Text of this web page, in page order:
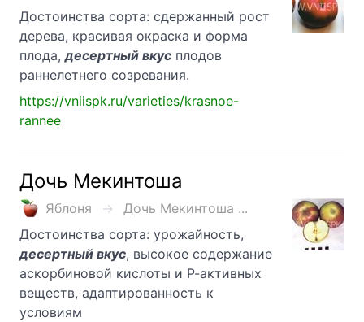
Достоинства сорта: сдержанный рост
дерева, красивая окраска и форма
плода,десертный вкус плодов
раннелетнего созревания.
https://vniispk.ru/varieties/krasnoe-
rannee
Дочь Мекинтоша
Яблоня
Дочь Мекинтоша ...
Достоинства сорта: урожайность,
десертный вкус, высокое содержание
аскорбиновой кислоты и Р-активных
веществ, адаптированность к
условиям